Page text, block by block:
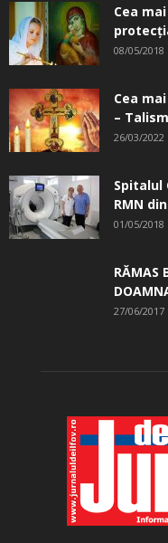
Cea
08/05/2018
Cea
–
26/03/2022
Spitalul
RMN
01/05/2018
RĂMAS
27/06/2017